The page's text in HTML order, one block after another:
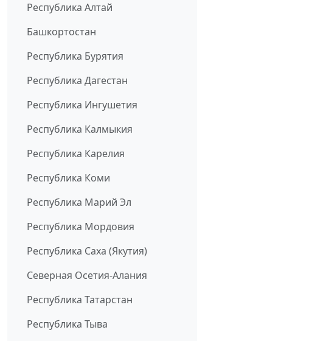
Республика Алтай
Башкортостан
Республика Бурятия
Республика Дагестан
Республика Ингушетия
Республика Калмыкия
Республика Карелия
Республика Коми
Республика Марий Эл
Республика Мордовия
Республика Саха (Якутия)
Северная Осетия-Алания
Республика Татарстан
Республика Тыва